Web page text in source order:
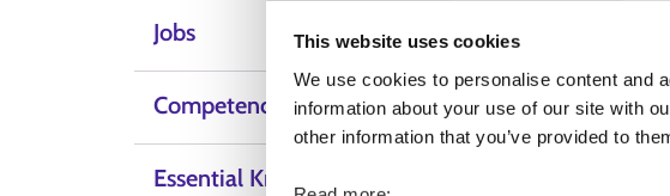
This website uses cookies
We use cookies to personalise content and
information about your use of our site with
other information that you’ve provided to
Jobs
Competence, skills and qualities
Essential Knowledge